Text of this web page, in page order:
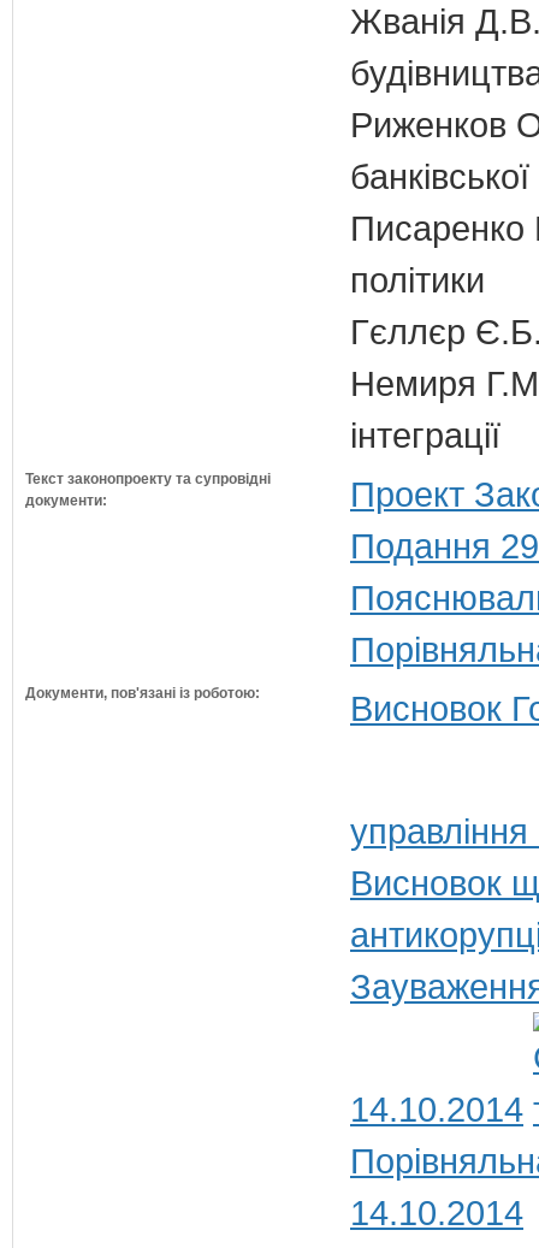
Жванія
Риженков
Писаренко
політики
Гєллєр
Немиря
інтеграції
Текст законопроекту та супровідні
документи:
Проект
Подання
Документи, пов'язані із роботою: Висновок
Висновок
14.10.2014
14.10.2014